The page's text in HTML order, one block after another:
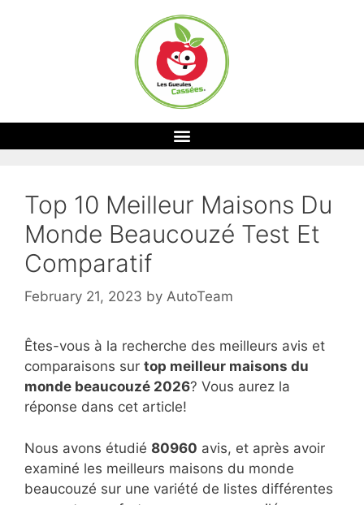
Top 10 Meilleur Maisons Du
Monde Beaucouzé Test Et
Comparatif
February 21, 2023 by AutoTeam
Êtes-vous à la recherche des meilleurs avis et
comparaisons sur top meilleur maisons du
monde beaucouzé 2026? Vous aurez la
réponse dans cet article!
Nous avons étudié 80960 avis, et après avoir
examiné les meilleurs maisons du monde
beaucouzé sur une variété de listes différentes